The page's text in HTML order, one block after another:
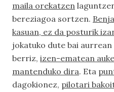
maila orekatzen
bereziagoa sortzen.
kasuan, ez da posturik
jokatuko dute bai aurrean
berriz, izen-ematean
mantenduko dira. Eta
dagokionez, pilotari